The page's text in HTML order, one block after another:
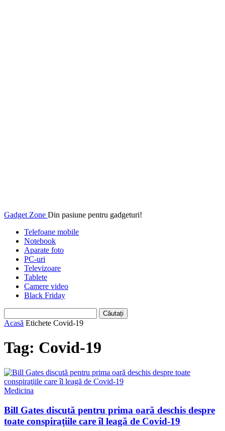
Gadget Zone Din pasiune pentru gadgeturi!
Telefoane mobile
Notebook
Aparate foto
PC-uri
Televizoare
Tablete
Camere video
Black Friday
Acasă Etichete Covid-19
Tag: Covid-19
Medicina
Bill Gates discută pentru prima oară deschis despre
toate conspiraţiile care îl leagă de Covid-19